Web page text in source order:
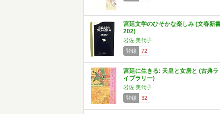
宮廷文学のひそかな楽しみ (文春新
202)
岩佐 美代子
登録
72
宮廷に生きる: 天皇と女房と (古典ラ
イブラリー)
岩佐 美代子
登録
32